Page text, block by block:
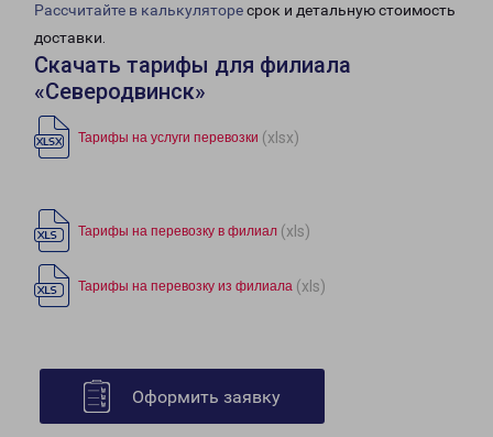
Рассчитайте в калькуляторесрок и детальную стоимость
доставки.
Скачать тарифы для филиала
«Северодвинск»
Тарифы на услуги перевозки (xlsx)
Тарифы на перевозку в филиал (xls)
Тарифы на перевозку из филиала (xls)
Оформить заявку